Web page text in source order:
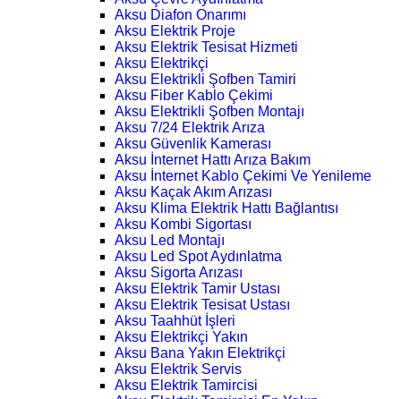
Aksu Diafon Onarımı
Aksu Elektrik Proje
Aksu Elektrik Tesisat Hizmeti
Aksu Elektrikçi
Aksu Elektrikli Şofben Tamiri
Aksu Fiber Kablo Çekimi
Aksu Elektrikli Şofben Montajı
Aksu 7/24 Elektrik Arıza
Aksu Güvenlik Kamerası
Aksu İnternet Hattı Arıza Bakım
Aksu İnternet Kablo Çekimi Ve Yenileme
Aksu Kaçak Akım Arızası
Aksu Klima Elektrik Hattı Bağlantısı
Aksu Kombi Sigortası
Aksu Led Montajı
Aksu Led Spot Aydınlatma
Aksu Sigorta Arızası
Aksu Elektrik Tamir Ustası
Aksu Elektrik Tesisat Ustası
Aksu Taahhüt İşleri
Aksu Elektrikçi Yakın
Aksu Bana Yakın Elektrikçi
Aksu Elektrik Servis
Aksu Elektrik Tamircisi